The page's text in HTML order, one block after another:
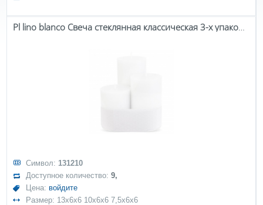
Pl lino blanco Свеча стеклянная классическая 3-х упаковочная
Символ: 131210
Доступное количество:9,
Цена: войдите
Размер: 13x6x6 10x6x6 7,5x6x6